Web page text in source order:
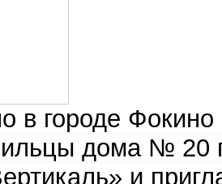
в городе
дома № 20
и